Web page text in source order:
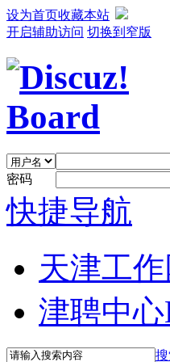
设为首页收藏本站
开启辅助访问 切换到窄版
密码
快捷导航
天津工作
津聘中心